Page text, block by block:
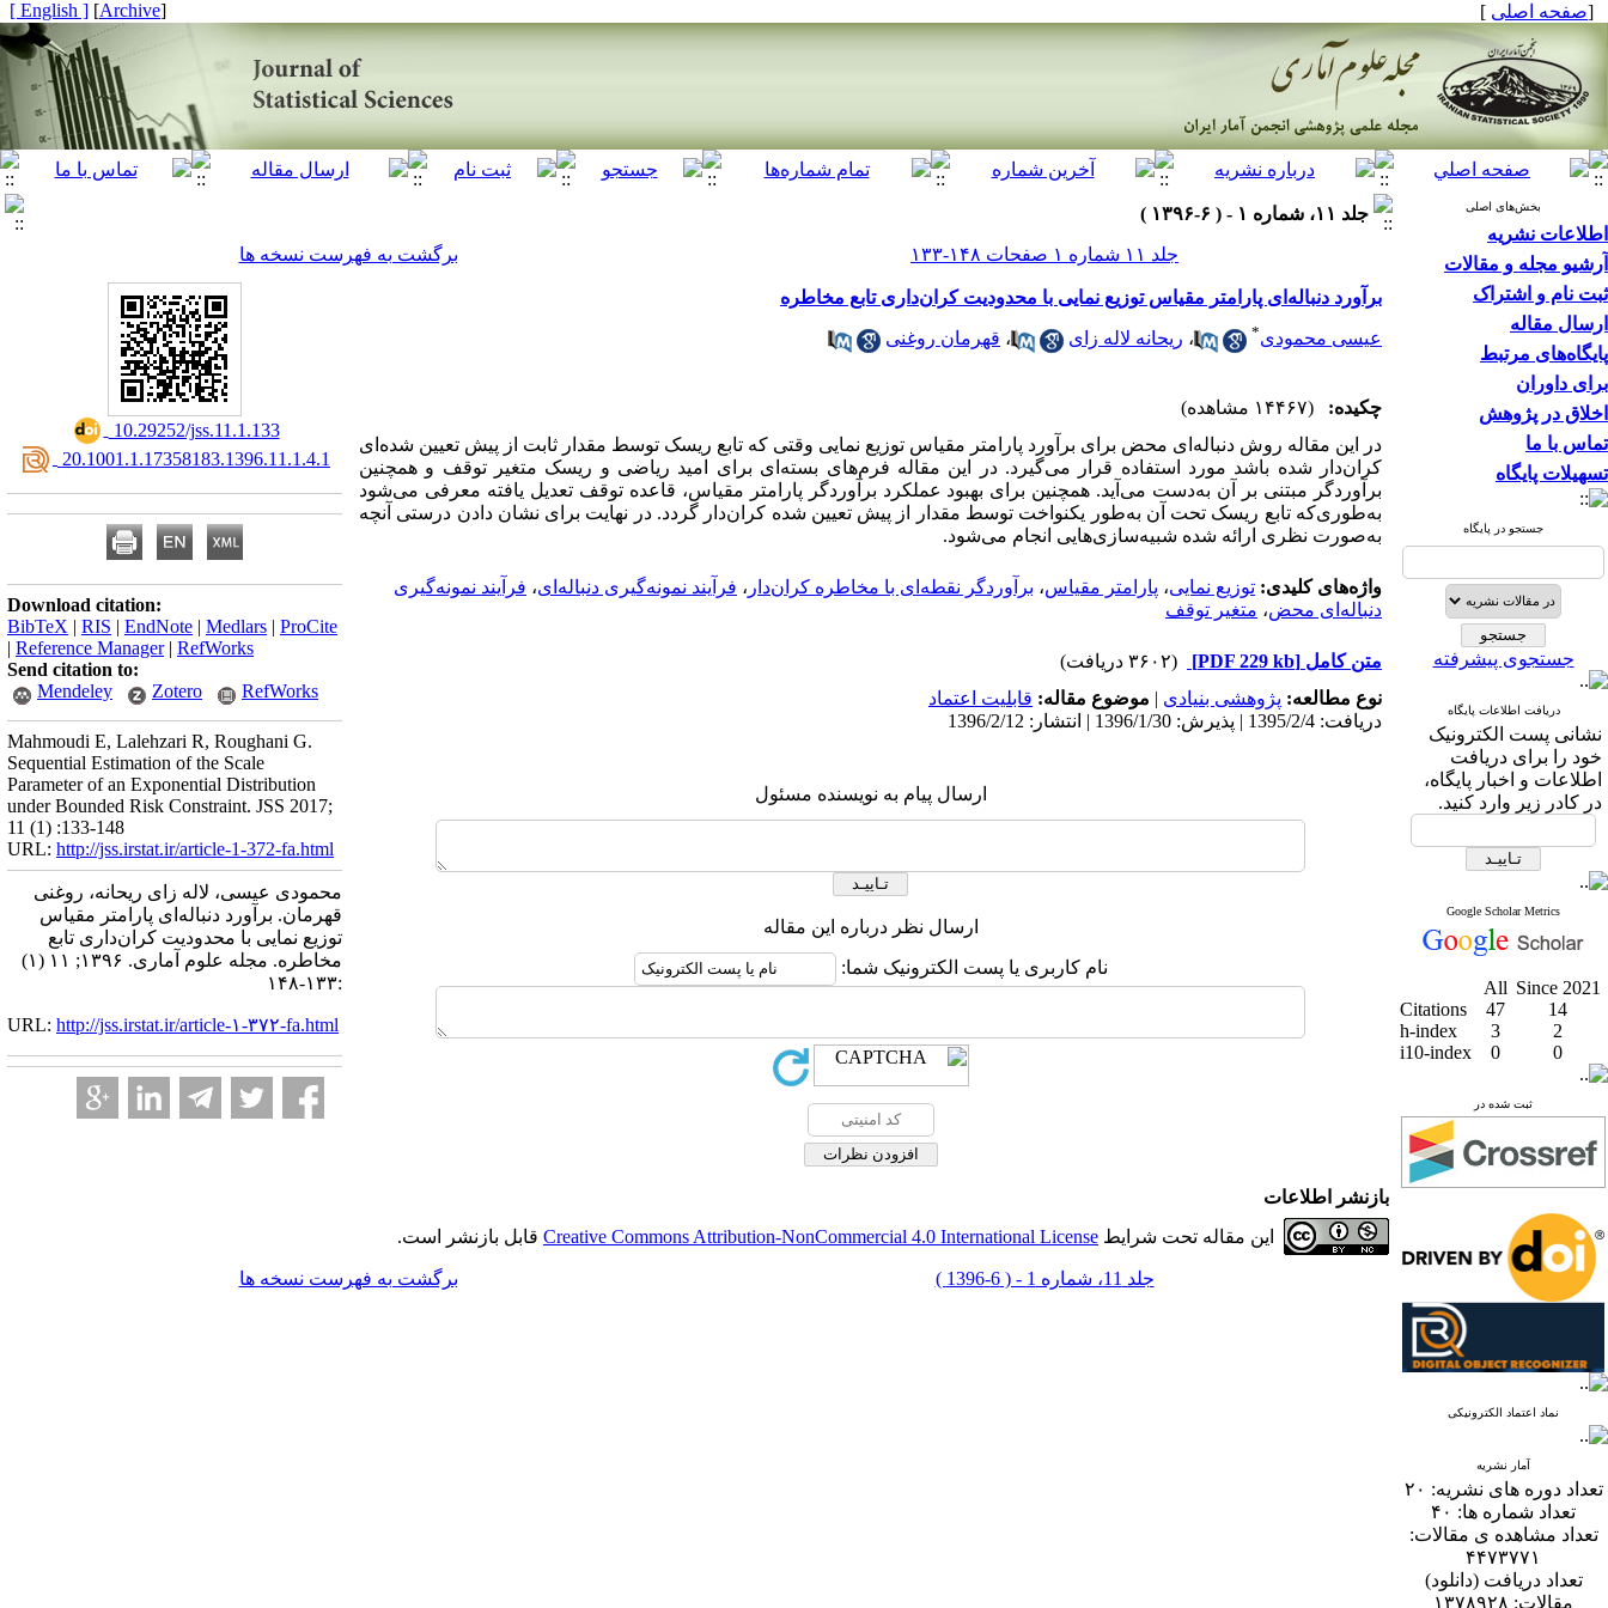
[صفحه اصلی ]
[
Archive
]
[ English ]
بخش‌های اصلی
اطلاعات نشریه
آرشیو مجله و مقالات
ثبت نام و اشتراک
ارسال مقاله
پایگاه‌های مرتبط
برای داوران
اخلاق در پژوهش
تماس با ما
تسهیلات پایگاه
جستجو در پایگاه
جستجوی پیشرفته
دریافت اطلاعات پایگاه
نشانی پست الکترونیک
خود را برای دریافت
اطلاعات و اخبار پایگاه،
در کادر زیر وارد کنید.
Google Scholar Metrics
All Since 2021
Citations
47
14
h-index
3
2
i10-index
0 0
ثبت شده در
نماد اعتماد الکترونیکی
آمار نشریه
تعداد دوره های نشریه: ۲۰
تعداد شماره ها: ۴۰
تعداد مشاهده ی مقالات:
۴۴۷۳۷۷۱
تعداد دریافت (دانلود)
مقالات: ۱۳۷۸۹۲۸
جلد ۱۱، شماره ۱ - ( ۶-۱۳۹۶ )
جلد ۱۱ شماره ۱ صفحات ۱۴۸-۱۳۳
برگشت به فهرست نسخه ها
برآورد دنباله‌ای پارامتر مقیاس توزیع نمایی با محدودیت کران‌داری تابع مخاطره
عیسی محمودی* ، ریحانه لاله زای ، قهرمان روغنی
چکیده:
(۱۴۴۶۷ مشاهده)
در این مقاله روش دنباله‌ای محض برای برآورد پارامتر مقیاس توزیع نمایی وقتی که تابع ریسک توسط مقدار ثابت از پیش تعیین شده‌ای
کران‌دار شده باشد مورد استفاده قرار می‌گیرد. در این مقاله فرم‌های بسته‌ای برای امید ریاضی و ریسک متغیر توقف و همچنین
برآوردگر مبتنی بر آن به‌دست می‌آید. همچنین برای بهبود عملکرد برآوردگر پارامتر مقیاس، قاعده توقف تعدیل یافته معرفی می‌شود
به‌طوری‌که تابع ریسک تحت آن به‌طور یکنواخت توسط مقدار از پیش تعیین شده کران‌دار گردد. در نهایت برای نشان دادن درستی آنچه
به‌صورت نظری ارائه شده شبیه‌سازی‌هایی انجام می‌شود.
واژه‌های کلیدی: توزیع نما‌یی، پارامتر مقیاس، برآوردگر نقطه‌ای با مخاطره کران‌دار ، فرآیند نمونه‌گیری دنباله‌ای، فرآیند نمونه‌گیری
دنباله‌ای محض، متغیر توقف
متن کامل [PDF 229 kb]
(۳۶۰۲ دریافت)
نوع مطالعه: پژوهشی بنیادی | موضوع مقاله: قابلیت اعتماد
دریافت: 1395/2/4 | پذیرش: 1396/1/30 | انتشار: 1396/2/12
ارسال پیام به نویسنده مسئول
ارسال نظر درباره این مقاله
نام کاربری یا پست الکترونیک شما:
‎ 10.29252/jss.11.1.133
‎ 20.1001.1.17358183.1396.11.1.4.1
Download citation:
BibTeX | RIS | EndNote | Medlars | ProCite
| Reference Manager| RefWorks
Send citation to:
Mendeley
Zotero RefWorks
Mahmoudi E, Lalehzari R, Roughani G.
Sequential Estimation of the Scale
Parameter of an Exponential Distribution
under Bounded Risk Constraint. JSS 2017;
11 (1) :133-148
URL: http://jss.irstat.ir/article-1-372-fa.html
محمودی عیسی، لاله زای ریحانه، روغنی
قهرمان. برآورد دنباله‌ای پارامتر مقیاس
توزیع نمایی با محدودیت کران‌داری تابع
مخاطره. مجله علوم آماری. ۱۳۹۶; ۱۱ (۱)
:۱۳۳-۱۴۸
URL: http://jss.irstat.ir/article-۱-۳۷۲-fa.html
بازنشر اطلاعات
این مقاله تحت شرایط Creative Commons Attribution-NonCommercial 4.0 International License قابل بازنشر است.
جلد 11، شماره 1 - ( 6-1396 ) برگشت به فهرست نسخه ها